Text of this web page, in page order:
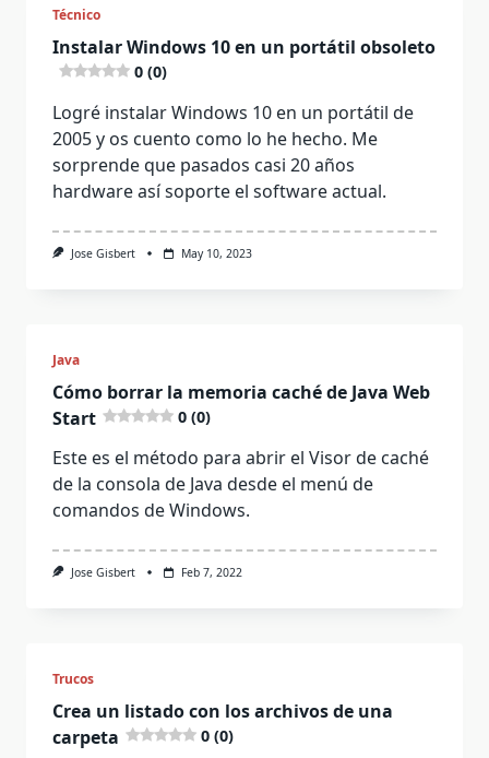
Técnico
Instalar Windows 10 en un portátil obsoleto
0 (0)
Logré instalar Windows 10 en un portátil de
2005 y os cuento como lo he hecho. Me
sorprende que pasados casi 20 años
hardware así soporte el software actual.
Jose Gisbert May 10, 2023
Java
Cómo borrar la memoria caché de Java Web
Start
0 (0)
Este es el método para abrir el Visor de caché
de la consola de Java desde el menú de
comandos de Windows.
Jose Gisbert Feb 7, 2022
Trucos
Crea un listado con los archivos de una
carpeta
0 (0)